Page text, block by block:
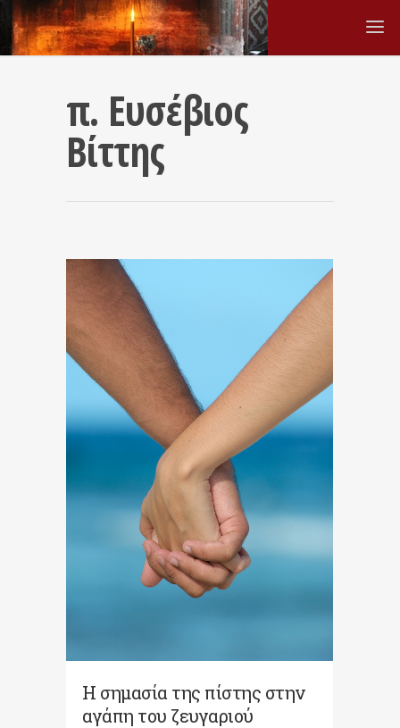
π. Ευσέβιος
Βίττης
Η σημασία της πίστης στην
αγάπη του ζευγαριού